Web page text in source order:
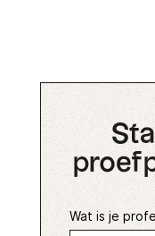
Wat is je